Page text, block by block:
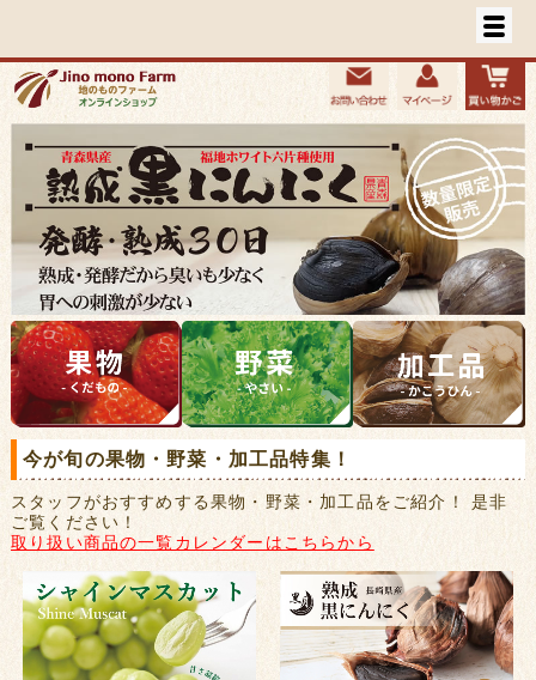
今が旬の果物・野菜・加工品特集！
スタッフがおすすめする果物・野菜・加工品をご紹介！ 是非
ご覧ください！
取り扱い商品の一覧カレンダーはこちらから